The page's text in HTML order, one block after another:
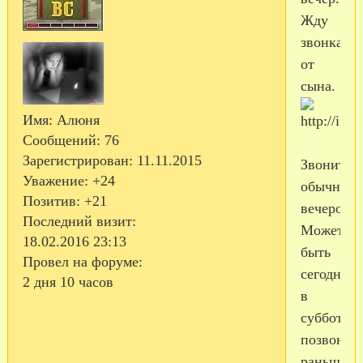
Имя: Алюня
Сообщений: 76
Зарегистрирован: 11.11.2015
Уважение: +24
Позитив: +21
Последний визит:
18.02.2016 23:13
Провел на форуме:
2 дня 10 часов
Жду
звонка
от
сына.
Звонит
обычно
вечером.
Может
быть
сегодня,
в
субботу,
позвонит